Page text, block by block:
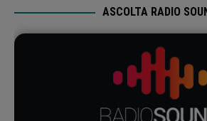
ASCOLTA RADIO